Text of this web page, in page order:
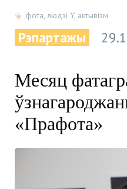
фота людзі Y, актывізм
Рэпартажы
Месяц
«Прафота»